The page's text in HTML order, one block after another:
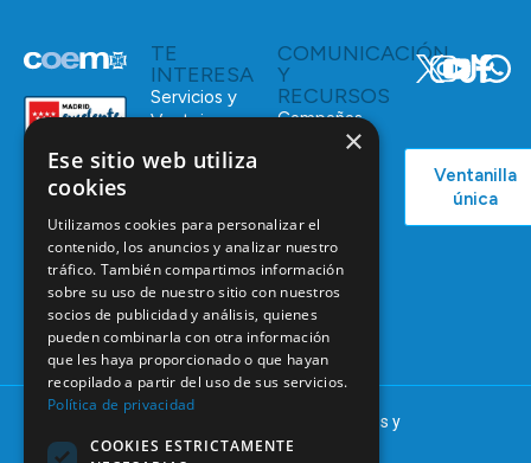
C/ Mauricio
Legendre,
28046
Madrid
91 561 29 05
informacion@coem.org.es
TE
INTERESA
Servicios y
Ventajas
Bolsa de
Formación
Continuada
Tablón de
anuncios
COMUNICACIÓN
Y
RECURSOS
Campañas
Actualidad
Ventanilla
única
© 2025 – COEM – Colegio Oficial de Odontólogos y
Estomatólogos de la I región
×
Ese sitio web utiliza
cookies
Utilizamos cookies para personalizar el
contenido, los anuncios y analizar nuestro
tráfico. También compartimos información
sobre su uso de nuestro sitio con nuestros
socios de publicidad y análisis, quienes
pueden combinarla con otra información
que les haya proporcionado o que hayan
recopilado a partir del uso de sus servicios.
Política de privacidad
COOKIES ESTRICTAMENTE